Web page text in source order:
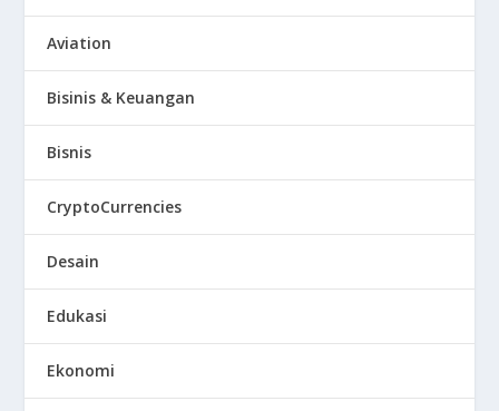
Aviation
Bisinis & Keuangan
Bisnis
CryptoCurrencies
Desain
Edukasi
Ekonomi